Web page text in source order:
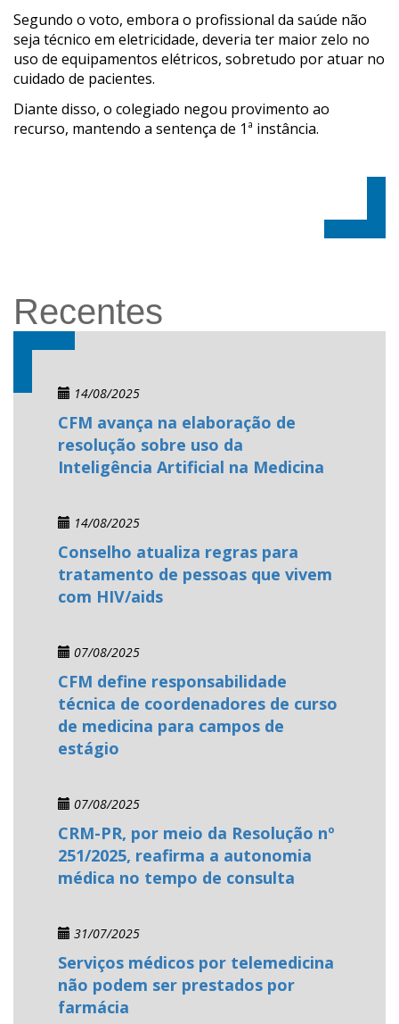
Segundo o voto, embora o profissional da saúde não
seja técnico em eletricidade, deveria ter maior zelo no
uso de equipamentos elétricos, sobretudo por atuar no
cuidado de pacientes.
Diante disso, o colegiado negou provimento ao
recurso, mantendo a sentença de 1ª instância.
Recentes
14/08/2025
CFM avança na elaboração de
resolução sobre uso da
Inteligência Artificial na Medicina
14/08/2025
Conselho atualiza regras para
tratamento de pessoas que vivem
com HIV/aids
07/08/2025
CFM define responsabilidade
técnica de coordenadores de curso
de medicina para campos de
estágio
07/08/2025
CRM-PR, por meio da Resolução nº
251/2025, reafirma a autonomia
médica no tempo de consulta
31/07/2025
Serviços médicos por telemedicina
não podem ser prestados por
farmácia